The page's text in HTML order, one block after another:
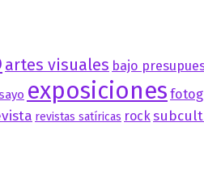
artes visuales bajo
exposiciones
revistas satíricas rock